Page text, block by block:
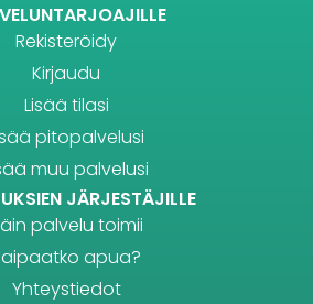
Rekisteröidy
Kirjaudu
Lisää tilasi
pitopalvelusi
muu palvelusi
JÄRJESTÄJILLE
palvelu toimii
apua?
Yhteystiedot